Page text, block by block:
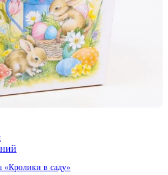
«Кролики в саду»